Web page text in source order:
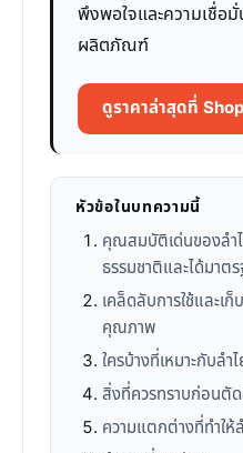
พึงพอใจและความเชื่อ
ผลิตภัณฑ์
ดูราคาล่าสุดที่
หัวข้อในบทความนี้
คุณสมบัติเด่นของลำ
ธรรมชาติและได้มาต
เคล็ดลับการใช้และเ
คุณภาพ
ใครบ้างที่เหมาะกับล
สิ่งที่ควรทราบก่อนตั
ความแตกต่างที่ทำให้